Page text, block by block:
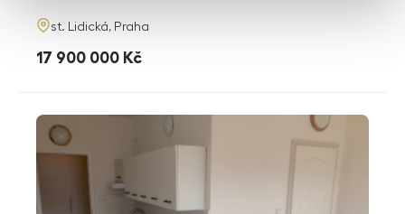
adresa
st. Lidická, Praha
cena
17 900 000 Kč